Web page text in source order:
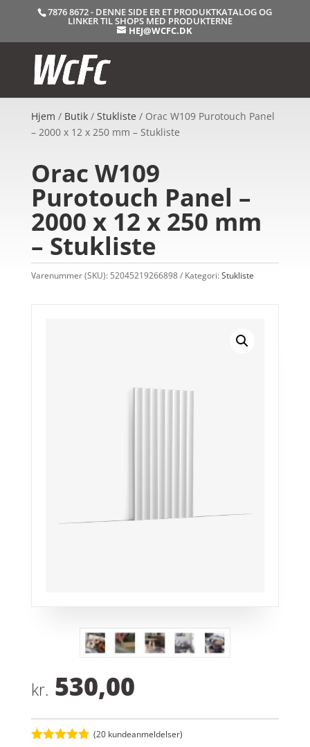
7876 8672 - DENNE SIDE ER ET PRODUKTKATALOG OG
LINKER TIL SHOPS MED PRODUKTERNE
HEJ@WCFC.DK
Hjem / Butik/ Stukliste / Orac W109 Purotouch Panel
– 2000 x 12 x 250 mm – Stukliste
Orac W109
Purotouch Panel –
2000 x 12 x 250 mm
– Stukliste
Varenummer (SKU): 52045219266898 Kategori:Stukliste
kr. 530,00
(20 kundeanmeldelser)